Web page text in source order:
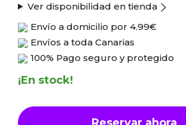
Ver disponibilidad en tienda
Envío a domicilio por 4.99€
Envíos a toda Canarias
100% Pago seguro y protegido
¡En stock!